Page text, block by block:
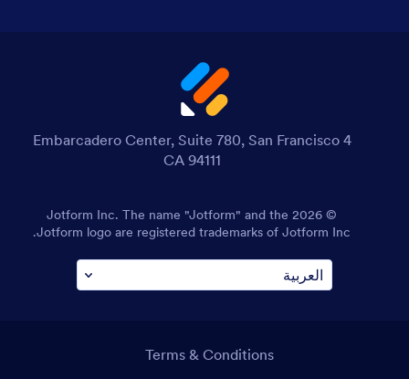
4 Embarcadero Center, Suite 780, San Francisco
CA 94111
© 2026 Jotform Inc. The name "Jotform" and the
Jotform logo are registered trademarks of Jotform Inc.
Terms & Conditions